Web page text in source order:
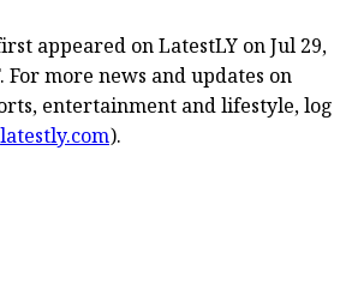
appeared on LatestLY on Jul 29,
For more news and updates on
entertainment and lifestyle, log
latestly.com).